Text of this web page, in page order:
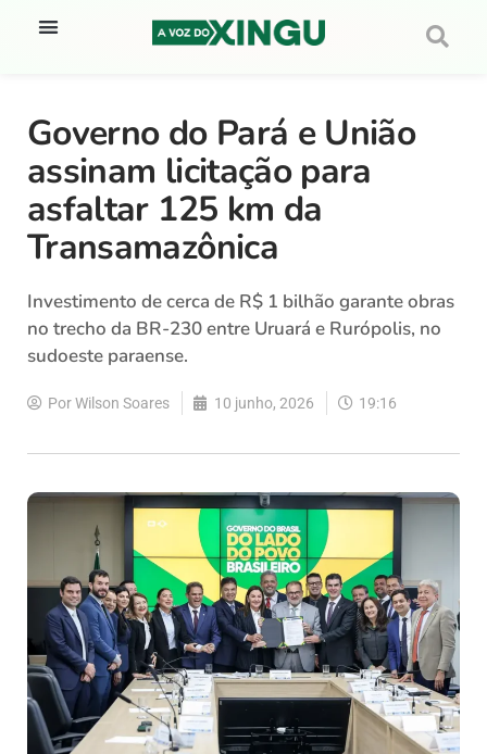
Governo do Pará e União
assinam licitação para
asfaltar 125 km da
Transamazônica
Investimento de cerca de R$ 1 bilhão garante obras
no trecho da BR-230 entre Uruará e Rurópolis, no
sudoeste paraense.
PorWilson Soares 10 junho, 2026 19:16